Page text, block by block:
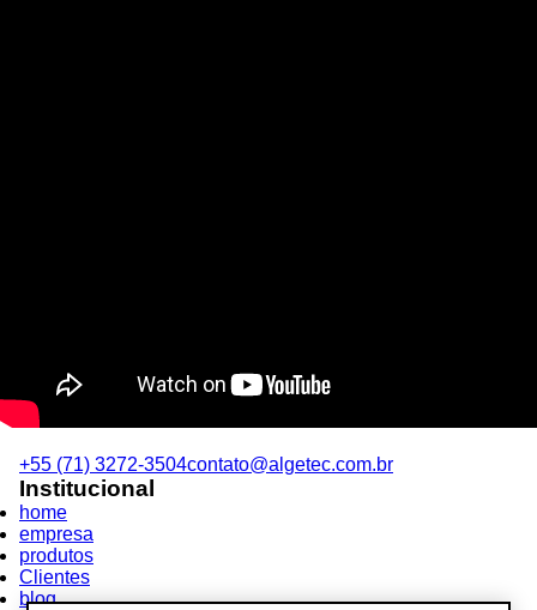
+55 (71) 3272-3504contato@algetec.com.br
Institucional
home
empresa
produtos
Clientes
blog